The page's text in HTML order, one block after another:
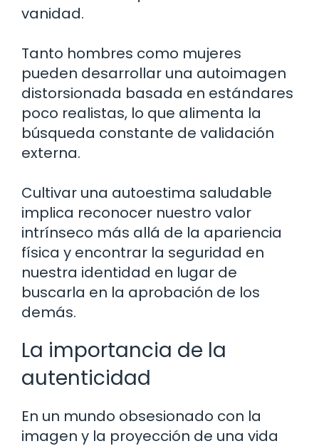
vanidad.
Tanto hombres como mujeres
pueden desarrollar una autoimagen
distorsionada basada en estándares
poco realistas, lo que alimenta la
búsqueda constante de validación
externa.
Cultivar una autoestima saludable
implica reconocer nuestro valor
intrínseco más allá de la apariencia
física y encontrar la seguridad en
nuestra identidad en lugar de
buscarla en la aprobación de los
demás.
La importancia de la
autenticidad
En un mundo obsesionado con la
imagen y la proyección de una vida